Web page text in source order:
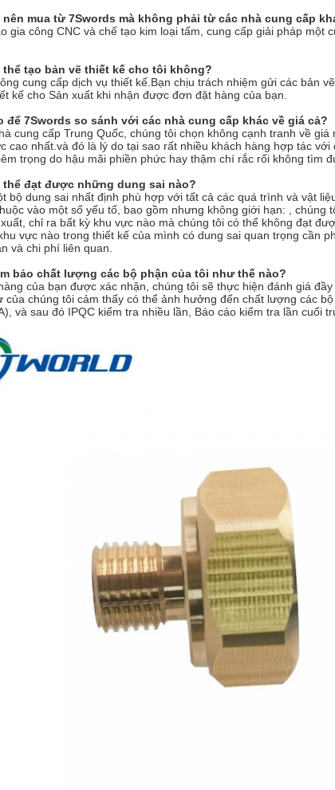
nên mua từ 7Swords mà không phải từ các nhà cung cấp
gia công CNC và chế tạo kim loại tấm, cung cấp giải pháp một
thể tạo bản vẽ thiết kế cho tôi không?
cung cấp dịch vụ thiết kế.Bạn chịu trách nhiệm gửi các bản
kế cho Sản xuất khi nhận được đơn đặt hàng của bạn.
để 7Swords so sánh với các nhà cung cấp khác về giá cả?
cung cấp Trung Quốc, chúng tôi chọn không cạnh tranh về
cao nhất.và đó là lý do tại sao rất nhiều khách hàng hợp tác
trọng do hậu mãi phiền phức hay thậm chí rắc rối không tìm
thể đạt được những dung sai nào?
bộ dung sai nhất định phù hợp với tất cả các quá trình và vật
vào một số yếu tố, bao gồm nhưng không giới hạn: , chúng
chỉ ra bất kỳ khu vực nào mà chúng tôi có thể không đạt
vực nào trong thiết kế của mình có dung sai quan trọng cần
và chi phí liên quan.
bảo chất lượng các bộ phận của tôi như thế nào?
của bạn được xác nhận, chúng tôi sẽ thực hiện đánh giá
của chúng tôi cảm thấy có thể ảnh hưởng đến chất lượng các
và sau đó IPQC kiểm tra nhiều lần, Báo cáo kiểm tra lần cuối